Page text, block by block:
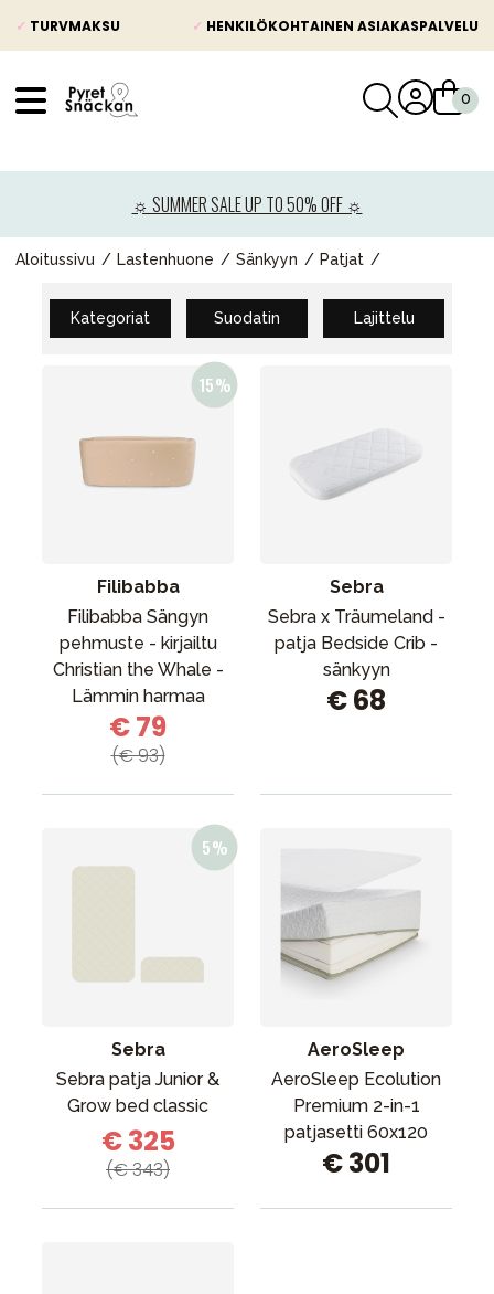
✓ TURVMAKSU ✓ HENKILÖKOHTAINEN ASIAKASPALVELU
☼ SUMMER SALE UP TO 50% OFF ☼
Aloitussivu Lastenhuone Sänkyyn Patjat
Kategoriat Suodatin Lajittelu
Filibabba
Filibabba Sängyn
pehmuste - kirjailtu
Christian the Whale -
Lämmin harmaa
€ 79
(€ 93)
Sebra
Sebra x Träumeland -
patja Bedside Crib -
sänkyyn
€ 68
Sebra
Sebra patja Junior &
Grow bed classic
€ 325
(€ 343)
AeroSleep
AeroSleep Ecolution
Premium 2-in-1
patjasetti 60x120
€ 301
Lastenvaunut
Lasten turvaistuimet
Vauvan paketti
Lapsi & vauva
Lelut ja pelit
Huonekalut & vuodevaatteet
Lahjavinkkejä
Suosikit
Tavaramerkit
Aurinko ja uinti
Ota meihin yhteyttä osoitteessa
Myymälämme